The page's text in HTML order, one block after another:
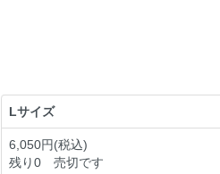
Lサイズ
6,050円(税込)
残り0 売切です